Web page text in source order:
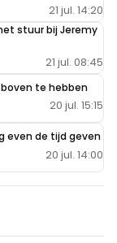
21 jul. 14:20
stuur bij Jeremy
21 jul. 08:45
boven te hebben
20 jul. 15:15
even de tijd geven
20 jul. 14:00